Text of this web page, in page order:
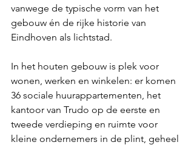
vanwege de typische vorm van het
gebouw én de rijke historie van
Eindhoven als lichtstad.
In het houten gebouw is plek voor
wonen, werken en winkelen: er komen
36 sociale huurappartementen, het
kantoor van Trudo op de eerste en
tweede verdieping en ruimte voor
kleine ondernemers in de plint, geheel